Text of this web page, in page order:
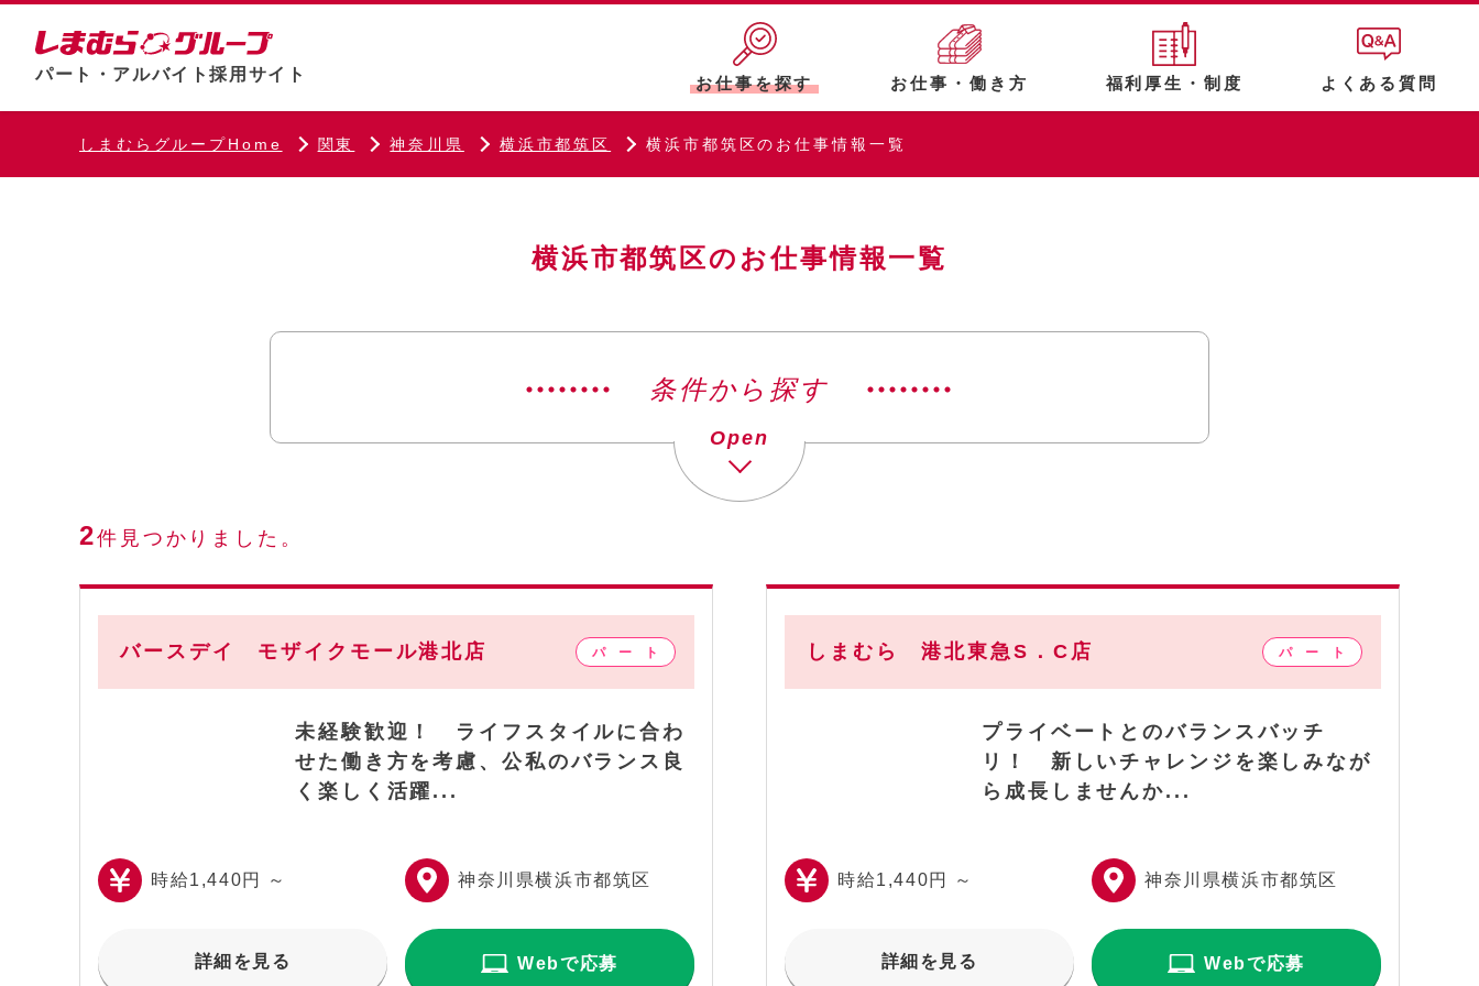
パート・アルバイト採用サイト お仕事を探す お仕事・働き方 福利厚生・制度 よくある質問
しまむらグループHome 関東 神奈川県 横浜市都筑区 横浜市都筑区のお仕事情報一覧
横浜市都筑区のお仕事情報一覧
条件から探す
2件見つかりました。
バースデイ モザイクモール港北店
未経験歓迎！ ライフスタイルに合わ
せた働き方を考慮、公私のバランス良
く楽しく活躍...
時給1,440円 ～ 神奈川県横浜市都筑区
詳細を見る Webで応募
しまむら 港北東急S．C店
プライベートとのバランスバッチ
リ！ 新しいチャレンジを楽しみなが
ら成長しませんか...
時給1,440円 ～ 神奈川県横浜市都筑区
詳細を見る Webで応募